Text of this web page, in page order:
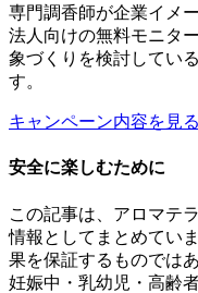
専門調香師が企業イメ
法人向けの無料モニタ
象づくりを検討してい
す。
キャンペーン内容を見る
安全に楽しむために
この記事は、アロマテ
情報としてまとめてい
果を保証するものでは
妊娠中・乳幼児・高齢